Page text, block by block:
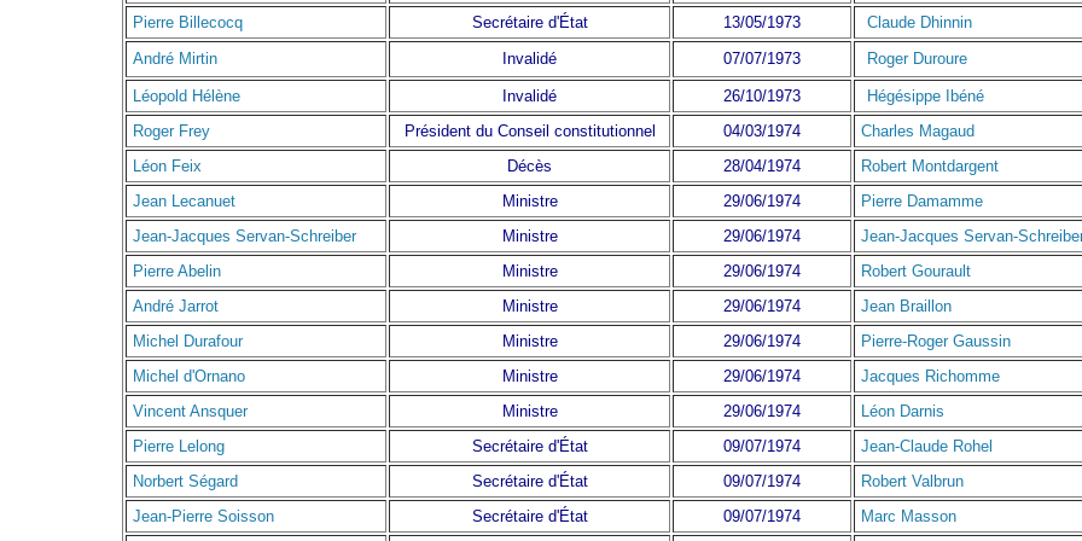
Pierre Billecocq Secrétaire d'État 13/05/1973
Claude Dhinnin
André Mirtin
Invalidé 07/07/1973 Roger Duroure
Léopold Hélène Invalidé 26/10/1973
Hégésippe Ibéné
Roger Frey
Président du Conseil constitutionnel 04/03/1974
Charles Magaud
Léon Feix
Décès 28/04/1974
Robert Montdargent
Jean Lecanuet
Ministre 29/06/1974
Pierre Damamme
Jean-Jacques Servan-Schreiber
Ministre 29/06/1974
Jean-Jacques Servan-
Pierre Abelin
Ministre 29/06/1974
Robert Gourault
André Jarrot
Ministre 29/06/1974
Jean Braillon
Michel Durafour
Ministre 29/06/1974
Pierre-Roger Gaussin
Michel d'Ornano
Ministre 29/06/1974
Jacques Richomme
Vincent Ansquer
Ministre 29/06/1974
Léon Darnis
Pierre Lelong
Secrétaire d'État 09/07/1974
Jean-Claude Rohel
Norbert Ségard
Secrétaire d'État 09/07/1974
Robert Valbrun
Jean-Pierre Soisson
Secrétaire d'État 09/07/1974 Marc Masson